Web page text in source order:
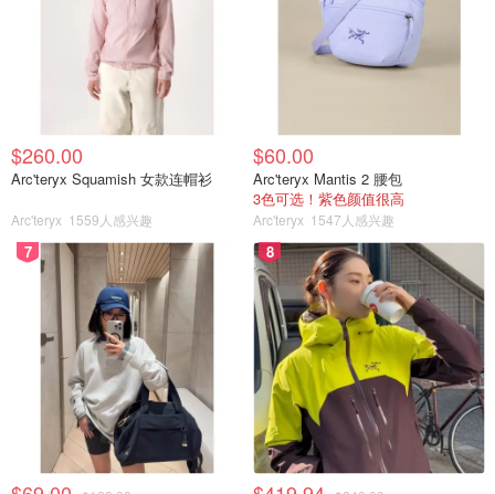
$260.00
Arc'teryx Squamish 女款连帽衫
Arc'teryx 1559人感兴趣
$60.00
Arc'teryx Mantis 2 腰包
3色可选！紫色颜值很高
Arc'teryx 1547人感兴趣
7 8